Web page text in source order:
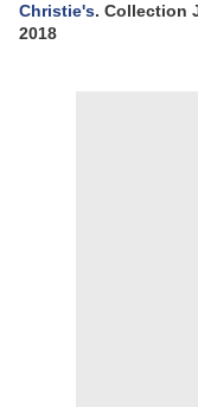
Christie's. Collection
2018